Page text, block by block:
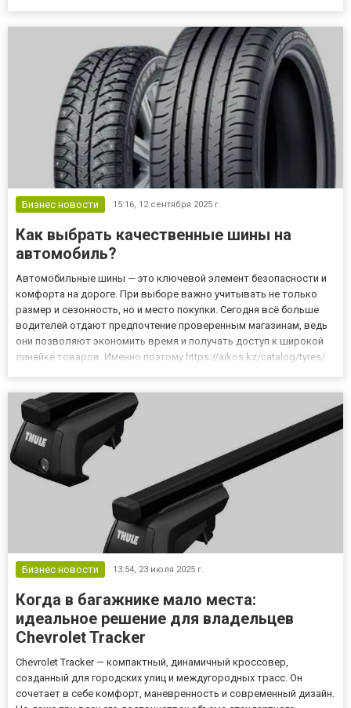
Бизнес новости 15:16, 12 сентября 2025 г.
Как выбрать качественные шины на
автомобиль?
Автомобильные шины — это ключевой элемент безопасности и
комфорта на дороге. При выборе важно учитывать не только
размер и сезонность, но и место покупки. Сегодня всё больше
водителей отдают предпочтение проверенным магазинам, ведь
они позволяют экономить время и получать доступ к широкой
линейке товаров. Именно поэтому https://aikos.kz/catalog/tyres/
Бизнес новости 13:54, 23 июля 2025 г.
Когда в багажнике мало места:
идеальное решение для владельцев
Chevrolet Tracker
Chevrolet Tracker — компактный, динамичный кроссовер,
созданный для городских улиц и междугородных трасс. Он
сочетает в себе комфорт, маневренность и современный дизайн.